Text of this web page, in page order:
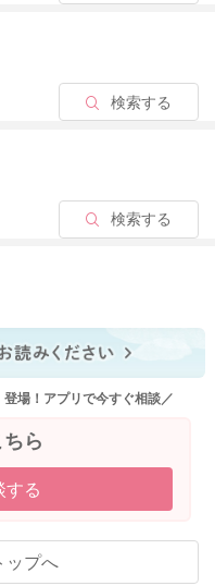
検索する
検索する
場！アプリで今すぐ相談／
ら
する
ップへ